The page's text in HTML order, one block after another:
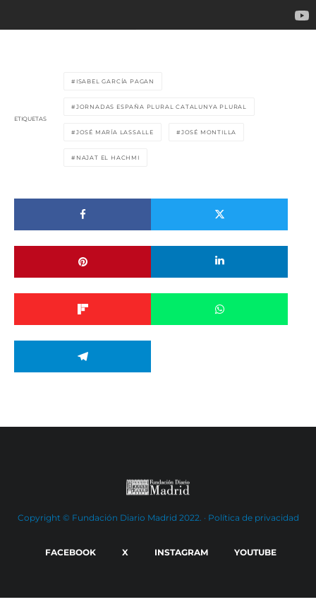
ETIQUETAS
ISABEL GARCÍA PAGAN
JORNADAS ESPAÑA PLURAL CATALUNYA PLURAL
JOSÉ MARÍA LASSALLE JOSÉ MONTILLA
NAJAT EL HACHMI
Copyright © Fundación Diario Madrid 2022. · Política de privacidad
FACEBOOK X INSTAGRAM YOUTUBE